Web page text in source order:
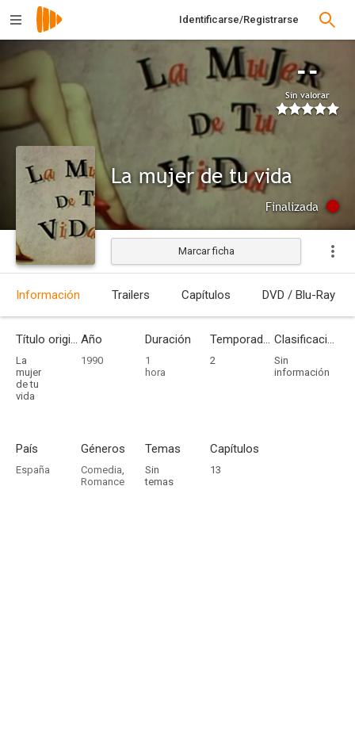
Identificarse/Registrarse
--
Sin valorar
La mujer de tu vida
Finalizada
Marcar ficha
Información Trailers Capítulos DVD / Blu-Ray
Título original
La
mujer
de tu
vida
Año
1990
Duración
1
hora
Temporadas
2
Clasificación por edades
Sin
información
País
España
Géneros
Comedia,
Romance
Temas
Sin
temas
Capítulos
13